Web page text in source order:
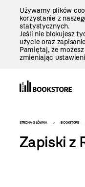
Używamy plików
korzystanie z
statystycznych.
Jeśli nie blokujesz
użycie oraz
Pamiętaj, że
zmieniając
-
szablon
STRONA GŁÓWNA BOOKSTORE
Zapiski z